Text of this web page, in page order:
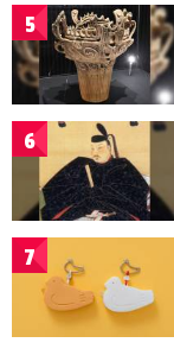
5
6
7